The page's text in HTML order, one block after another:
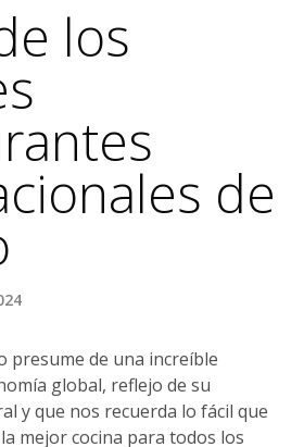
los
de
presume de una increíble
global, reflejo de su
y que nos recuerda lo fácil que
mejor cocina para todos los